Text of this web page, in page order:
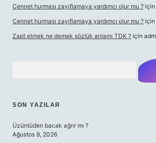
Cennet hurması zayıflamaya yardımcı olur mu ? için
Cennet hurması zayıflamaya yardımcı olur mu ? için
Zapt etmek ne demek sözlük anlamı TDK ? için
SON YAZILAR
Üzüntüden bacak ağrır mı ?
Ağustos 9, 2026